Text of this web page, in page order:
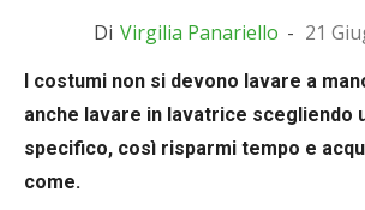
Di Virgilia Panariello - 21
I costumi non si devono lavare a
anche lavare in lavatrice scegliendo
specifico, così risparmi tempo e
come.